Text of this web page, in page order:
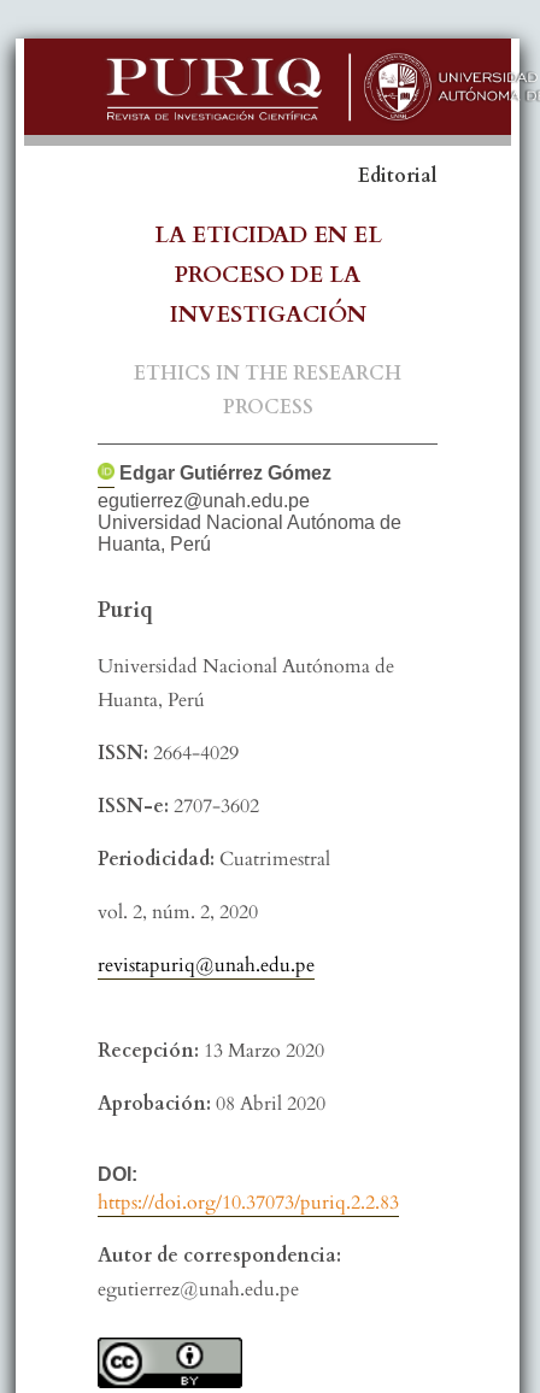
Editorial
LA ETICIDAD EN EL
PROCESO DE LA
INVESTIGACIÓN
ETHICS IN THE RESEARCH
PROCESS
Edgar Gutiérrez Gómez
egutierrez@unah.edu.pe
Universidad Nacional Autónoma de
Huanta, Perú
Puriq
Universidad Nacional Autónoma de
Huanta, Perú
ISSN: 2664-4029
ISSN-e: 2707-3602
Periodicidad: Cuatrimestral
vol. 2, núm. 2, 2020
revistapuriq@unah.edu.pe
Recepción: 13 Marzo 2020
Aprobación: 08 Abril 2020
DOI:
https://doi.org/10.37073/puriq.2.2.83
Autor de correspondencia:
egutierrez@unah.edu.pe